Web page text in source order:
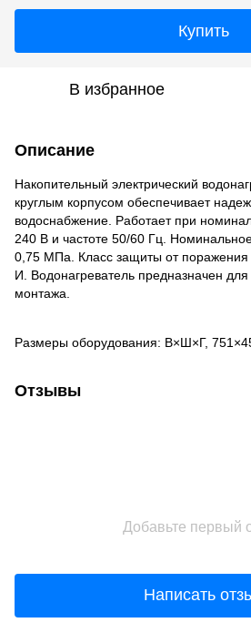
Купить
В избранное
Описание
Накопительный электрический
круглым корпусом обеспечивает
водоснабжение. Работает при
240 В и частоте 50/60 Гц.
0,75 МПа. Класс защиты от поражения
И. Водонагреватель предназначен для
монтажа.
Размеры оборудования: В×Ш×Г,
Отзывы
Добавьте первый
Написать